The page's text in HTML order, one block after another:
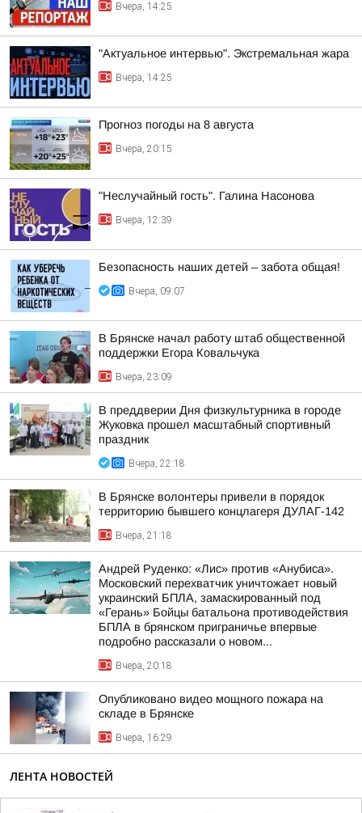
Вчера, 14:25
"Актуальное интервью". Экстремальная жара
Вчера, 14:25
Прогноз погоды на 8 августа
Вчера, 20:15
"Неслучайный гость". Галина Насонова
Вчера, 12:39
Безопасность наших детей – забота общая!
Вчера, 09:07
В Брянске начал работу штаб общественной
поддержки Егора Ковальчука
Вчера, 23:09
В преддверии Дня физкультурника в городе
Жуковка прошел масштабный спортивный
праздник
Вчера, 22:18
В Брянске волонтеры привели в порядок
территорию бывшего концлагеря ДУЛАГ-142
Вчера, 21:18
Андрей Руденко: «Лис» против «Анубиса».
Московский перехватчик уничтожает новый
украинский БПЛА, замаскированный под
«Герань» Бойцы батальона противодействия
БПЛА в брянском приграничье впервые
подробно рассказали о новом...
Вчера, 20:18
Опубликовано видео мощного пожара на
складе в Брянске
Вчера, 16:29
ЛЕНТА НОВОСТЕЙ